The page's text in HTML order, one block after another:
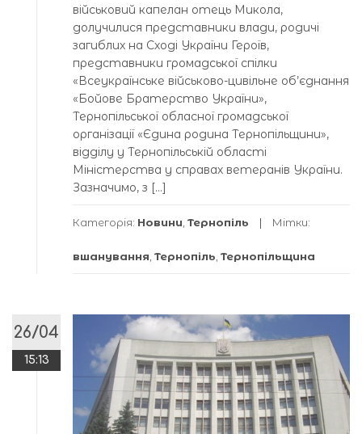
військовий капелан отець Микола,
долучилися представники влади, родичі
загиблих на Сході України Героїв,
представники громадської спілки
«Всеукраїнське військово-цивільне об’єднання
«Бойове Братерство України»,
Тернопільської обласної громадської
організації «Єдина родина Тернопільщини»,
відділу у Тернопільській області
Міністерства у справах ветеранів України.
Зазначимо, з […]
Категорія: Новини Тернопіль Мітки:
вшанування Тернопіль Тернопільщина
26/04
15:13